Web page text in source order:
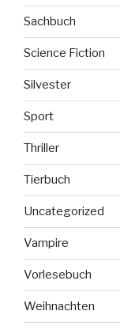
Sachbuch
Science Fiction
Silvester
Sport
Thriller
Tierbuch
Uncategorized
Vampire
Vorlesebuch
Weihnachten